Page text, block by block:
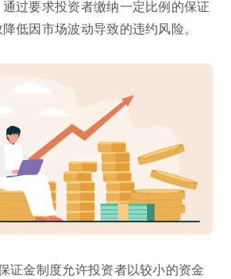
过要求投资者缴纳一定比例的保证
低因市场波动导致的违约风险。
证金制度允许投资者以较小的资金